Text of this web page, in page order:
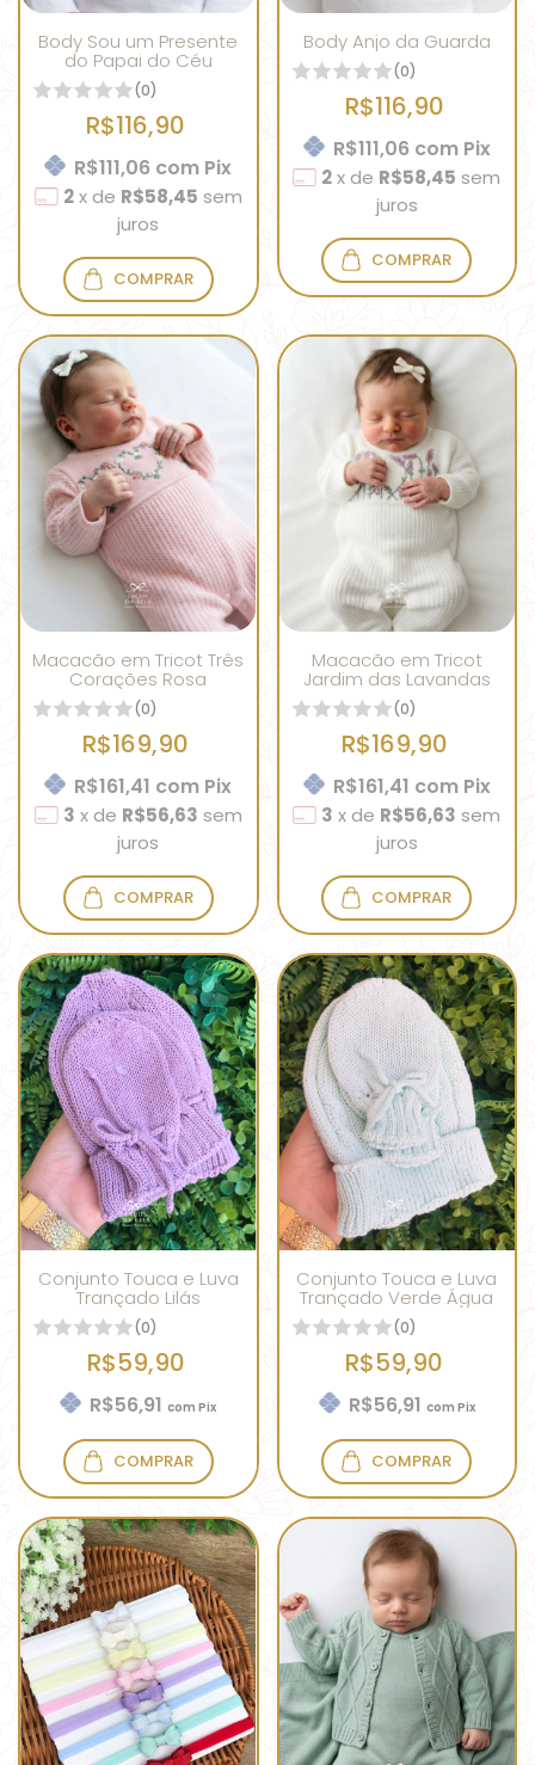
Body Sou um Presente
do Papai do Céu
(0)
R$116,90
R$111,06 com Pix
2 x de R$58,45 sem
juros
COMPRAR
Body Anjo da Guarda
(0)
R$116,90
R$111,06 com Pix
2 x de R$58,45 sem
juros
COMPRAR
Macacão em Tricot Três
Corações Rosa
(0)
R$169,90
R$161,41 com Pix
3 x de R$56,63 sem
juros
COMPRAR
Macacão em Tricot
Jardim das Lavandas
(0)
R$169,90
R$161,41 com Pix
3 x de R$56,63 sem
juros
COMPRAR
Conjunto Touca e Luva
Trançado Lilás
(0)
R$59,90
R$56,91com Pix
COMPRAR
Conjunto Touca e Luva
Trançado Verde Água
(0)
R$59,90
R$56,91 com Pix
COMPRAR